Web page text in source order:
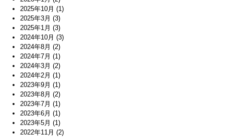
2025年10月 (1)
2025年3月 (3)
2025年1月 (3)
2024年10月 (3)
2024年8月 (2)
2024年7月 (1)
2024年3月 (2)
2024年2月 (1)
2023年9月 (1)
2023年8月 (2)
2023年7月 (1)
2023年6月 (1)
2023年5月 (1)
2022年11月 (2)